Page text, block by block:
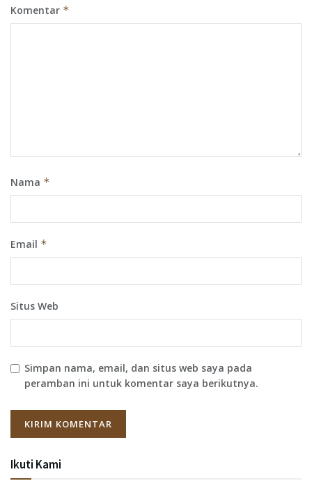
Komentar *
Nama *
Email *
Situs Web
Simpan nama, email, dan situs web saya pada
peramban ini untuk komentar saya berikutnya.
Ikuti Kami